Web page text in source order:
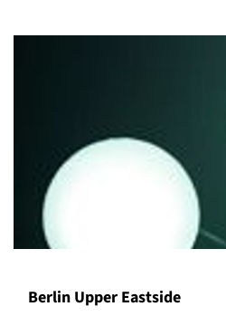
Berlin Upper Eastside